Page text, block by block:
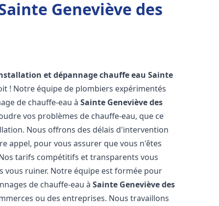
Geneviève des
et dépannage chauffe eau Sainte
! Notre équipe de plombiers expérimentés
de chauffe-eau àSainte Geneviève des
vos problèmes de chauffe-eau, que ce
Nous offrons des délais d'intervention
appel, pour vous assurer que vous n'êtes
tarifs compétitifs et transparents vous
vous ruiner. Notre équipe est formée pour
de chauffe-eau àSainte Geneviève des
ou des entreprises. Nous travaillons